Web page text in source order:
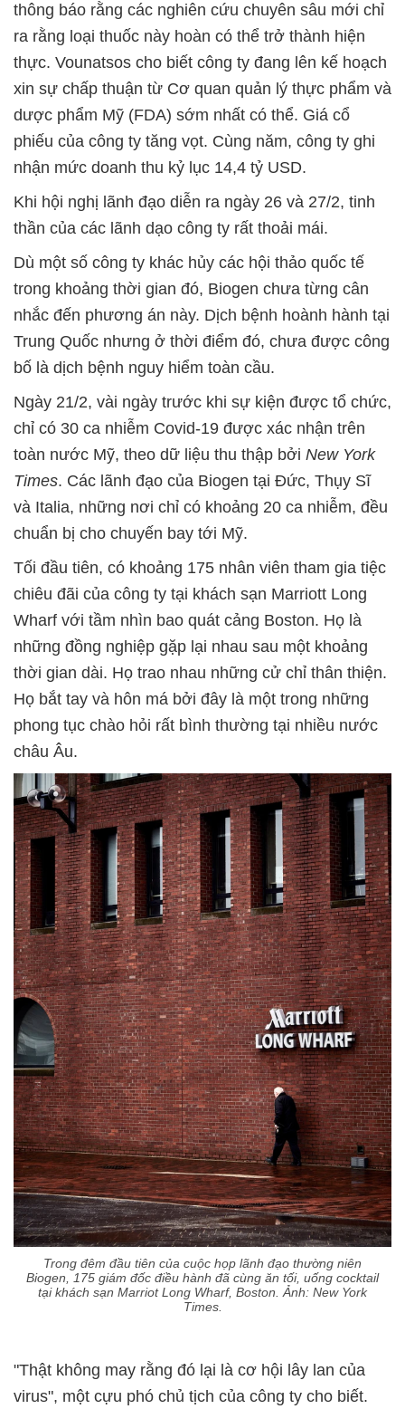
thông báo rằng các nghiên cứu chuyên sâu mới chỉ
ra rằng loại thuốc này hoàn có thể trở thành hiện
thực. Vounatsos cho biết công ty đang lên kế hoạch
xin sự chấp thuận từ Cơ quan quản lý thực phẩm và
dược phẩm Mỹ (FDA) sớm nhất có thể. Giá cổ
phiếu của công ty tăng vọt. Cùng năm, công ty ghi
nhận mức doanh thu kỷ lục 14,4 tỷ USD.
Khi hội nghị lãnh đạo diễn ra ngày 26 và 27/2, tinh
thần của các lãnh dạo công ty rất thoải mái.
Dù một số công ty khác hủy các hội thảo quốc tế
trong khoảng thời gian đó, Biogen chưa từng cân
nhắc đến phương án này. Dịch bệnh hoành hành tại
Trung Quốc nhưng ở thời điểm đó, chưa được công
bố là dịch bệnh nguy hiểm toàn cầu.
Ngày 21/2, vài ngày trước khi sự kiện được tổ chức,
chỉ có 30 ca nhiễm Covid-19 được xác nhận trên
toàn nước Mỹ, theo dữ liệu thu thập bởi New York
Times. Các lãnh đạo của Biogen tại Đức, Thụy Sĩ
và Italia, những nơi chỉ có khoảng 20 ca nhiễm, đều
chuẩn bị cho chuyến bay tới Mỹ.
Tối đầu tiên, có khoảng 175 nhân viên tham gia tiệc
chiêu đãi của công ty tại khách sạn Marriott Long
Wharf với tầm nhìn bao quát cảng Boston. Họ là
những đồng nghiệp gặp lại nhau sau một khoảng
thời gian dài. Họ trao nhau những cử chỉ thân thiện.
Họ bắt tay và hôn má bởi đây là một trong những
phong tục chào hỏi rất bình thường tại nhiều nước
châu Âu.
Trong đêm đầu tiên của cuộc họp lãnh đạo thường niên
Biogen, 175 giám đốc điều hành đã cùng ăn tối, uống cocktail
tại khách sạn Marriot Long Wharf, Boston. Ảnh: New York
Times.
"Thật không may rằng đó lại là cơ hội lây lan của
virus", một cựu phó chủ tịch của công ty cho biết.